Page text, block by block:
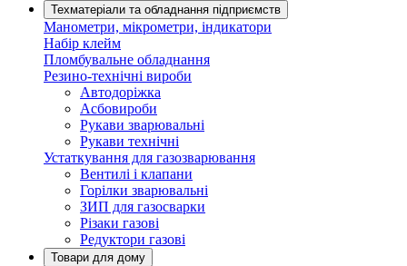
Техматеріали та обладнання підприємств
Манометри, мікрометри, індикатори
Набір клейм
Пломбувальне обладнання
Резино-технічні вироби
Автодоріжка
Асбовироби
Рукави зварювальні
Рукави технічні
Устаткування для газозварювання
Вентилі і клапани
Горілки зварювальні
ЗИП для газосварки
Різаки газові
Редуктори газові
Товари для дому